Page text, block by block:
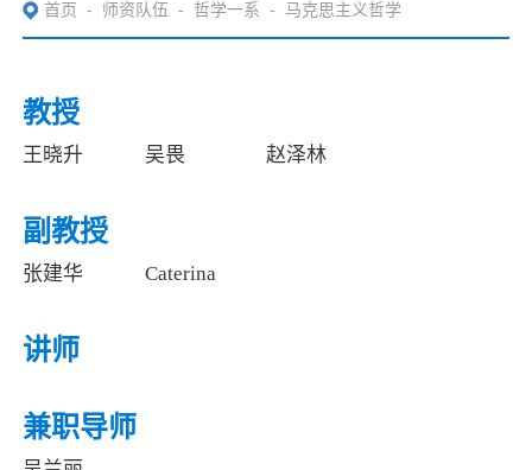
首页 - 师资队伍 - 哲学一系 - 马克思主义哲学
教授
王晓升 吴畏 赵泽林
副教授
张建华 Caterina
讲师
兼职导师